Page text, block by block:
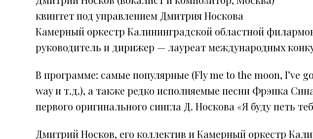
квинтет под управлением Дмитрия Носкова
Камерный оркестр Калининградской областной
руководитель и дирижер — лауреат международных
В программе: самые популярные (Fly me to the moon, I’ve
way и т.д.), а также редко исполняемые песни Фрэнка
первого оригинального сингла Д. Носкова «Я буду петь
Дмитрий Носков, его коллектив и Камерный оркестр